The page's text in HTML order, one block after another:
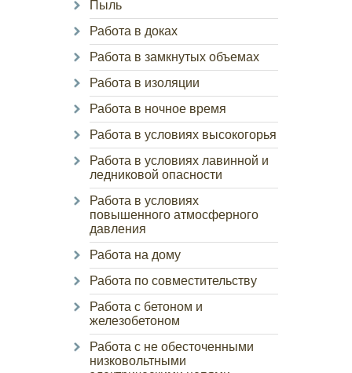
Пыль
Работа в доках
Работа в замкнутых объемах
Работа в изоляции
Работа в ночное время
Работа в условиях высокогорья
Работа в условиях лавинной и
ледниковой опасности
Работа в условиях
повышенного атмосферного
давления
Работа на дому
Работа по совместительству
Работа с бетоном и
железобетоном
Работа с не обесточенными
низковольтными